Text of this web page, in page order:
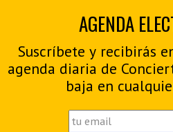
AGENDA
Suscríbete y recibirás
agenda diaria de
baja en